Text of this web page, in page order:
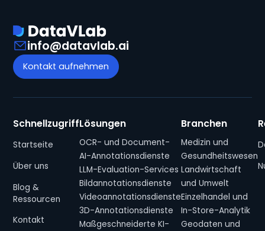
info@datavlab.ai
Kontakt aufnehmen
Schnellzugriff
Startseite
Über uns
Blog &
Ressourcen
Kontakt
Lösungen
OCR- und Document-
AI-Annotationsdienste
LLM-Evaluation-Services
Bildannotationsdienste
Videoannotationsdienste
3D-Annotationsdienste
Maßgeschneiderte KI-
Branchen
Medizin und
Gesundheitswesen
Landwirtschaft
und Umwelt
Einzelhandel und
In-Store-Analytik
Geodaten und